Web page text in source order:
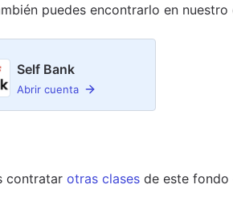
puedes encontrarlo en nuestro
Self Bank
Abrir cuenta
contratar otras clases de este fondo